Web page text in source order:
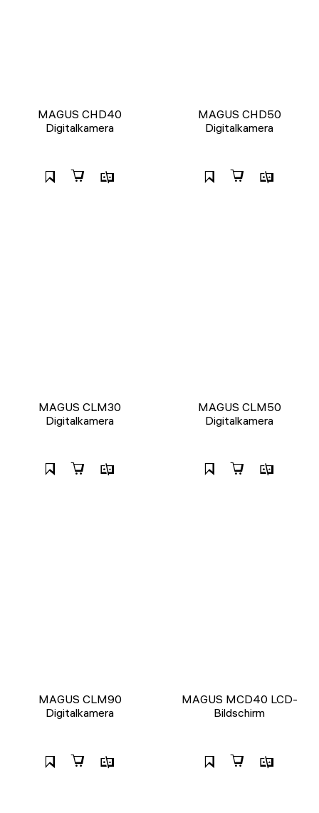
MAGUS CHD40
Digitalkamera
MAGUS CHD50
Digitalkamera
MAGUS CLM30
Digitalkamera
MAGUS CLM50
Digitalkamera
MAGUS CLM90
Digitalkamera
MAGUS MCD40 LCD-
Bildschirm